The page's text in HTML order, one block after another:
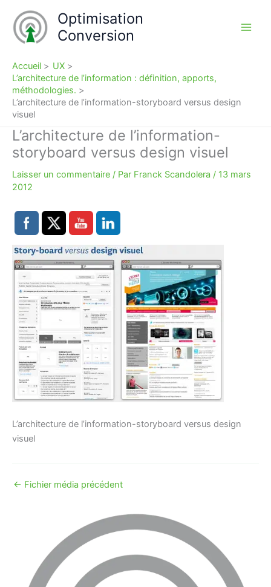
contenu
Optimisation
Conversion
Accueil
UX
L’architecture de l’information : définition, apports,
méthodologies.
L’architecture de l’information-storyboard versus design
visuel
L’architecture de l’information-
storyboard versus design visuel
Laisser un commentaire / Par Franck Scandolera / 13 mars
2012
L’architecture de l’information-storyboard versus design
visuel
← Fichier média précédent